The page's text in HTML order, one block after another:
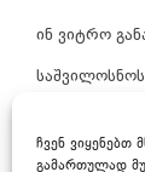
ჩვენ
გამართულად
ინ ვიტრო